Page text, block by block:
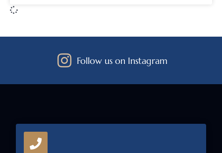
Follow us on Instagram